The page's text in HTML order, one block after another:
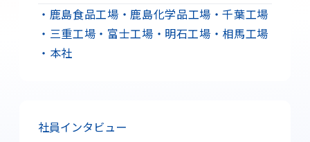
・鹿島食品工場 ・鹿島化学品工場 ・千葉工場
・三重工場 ・富士工場 ・明石工場 ・相馬工場
・本社
社員インタビュー